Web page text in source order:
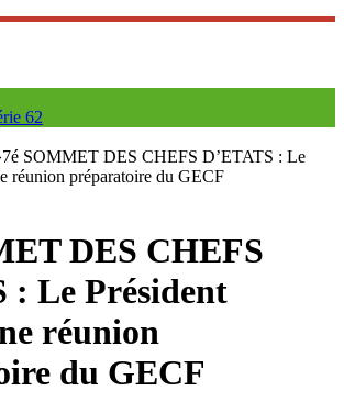
7é SOMMET DES CHEFS D’ETATS : Le
réunion préparatoire du GECF
DES CHEFS
: Le Président
réunion
du GECF